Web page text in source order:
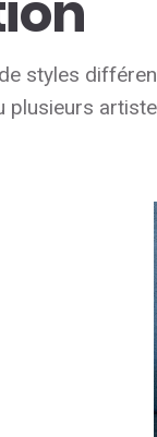
styles
plusieurs